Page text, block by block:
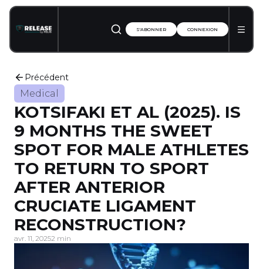
S'ABONNER CONNEXION
Précédent
Medical
KOTSIFAKI ET AL (2025). IS
9 MONTHS THE SWEET
SPOT FOR MALE ATHLETES
TO RETURN TO SPORT
AFTER ANTERIOR
CRUCIATE LIGAMENT
RECONSTRUCTION?
avr. 11, 20252 min